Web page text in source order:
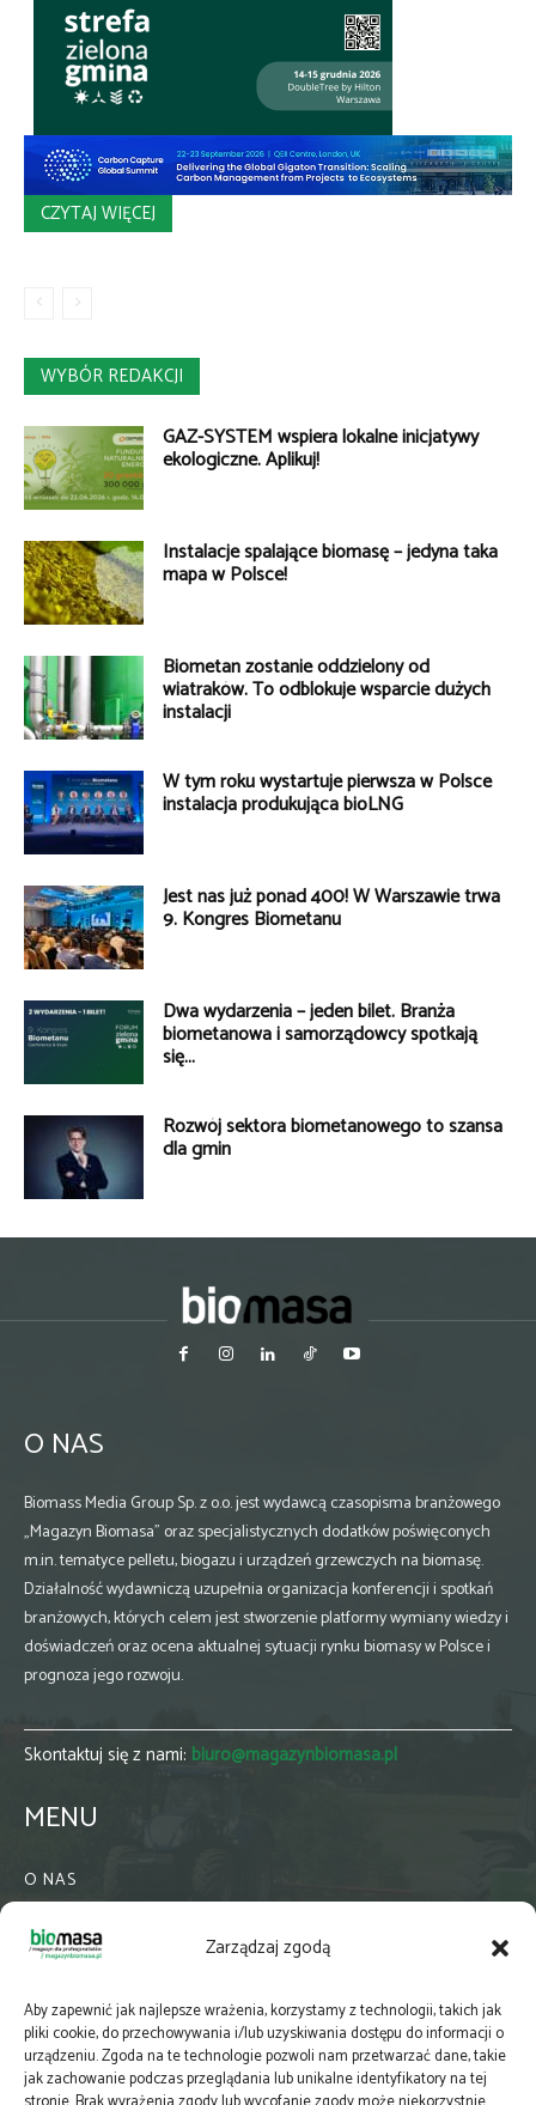
Zarządzaj zgodą
Aby zapewnić jak najlepsze wrażenia, korzystamy z technologii, takich jak
pliki cookie, do przechowywania i/lub uzyskiwania dostępu do informacji o
urządzeniu. Zgoda na te technologie pozwoli nam przetwarzać dane, takie
jak zachowanie podczas przeglądania lub unikalne identyfikatory na tej
CZYTAJ WIĘCEJ
WYBÓR REDAKCJI
GAZ-SYSTEM wspiera lokalne inicjatywy
ekologiczne. Aplikuj!
Instalacje spalające biomasę – jedyna taka
mapa w Polsce!
Biometan zostanie oddzielony od
wiatraków. To odblokuje wsparcie dużych
instalacji
W tym roku wystartuje pierwsza w Polsce
instalacja produkująca bioLNG
Jest nas już ponad 400! W Warszawie trwa
9. Kongres Biometanu
Dwa wydarzenia – jeden bilet. Branża
biometanowa i samorządowcy spotkają
się...
Rozwój sektora biometanowego to szansa
dla gmin
O NAS
Biomass Media Group Sp. z o.o. jest wydawcą czasopisma branżowego
„Magazyn Biomasa” oraz specjalistycznych dodatków poświęconych
m.in. tematyce pelletu, biogazu i urządzeń grzewczych na biomasę.
Działalność wydawniczą uzupełnia organizacja konferencji i spotkań
branżowych, których celem jest stworzenie platformy wymiany wiedzy i
doświadczeń oraz ocena aktualnej sytuacji rynku biomasy w Polsce i
prognoza jego rozwoju.
Skontaktuj się z nami: biuro@magazynbiomasa.pl
MENU
O NAS
WSPÓŁPRACA
PRENUMERATA
NEWSLETTER
MAPY